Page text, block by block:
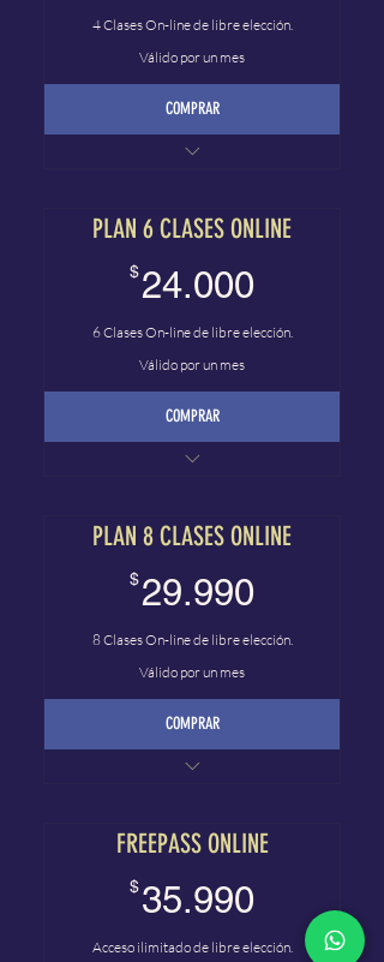
4 Clases On-line de libre elección.
Válido por un mes
COMPRAR
Plan On-line
PLAN 6 CLASES ONLINE
$24.000
6 Clases On-line de libre elección.
Válido por un mes
COMPRAR
Plan On-line
PLAN 8 CLASES ONLINE
$29.990
8 Clases On-line de libre elección.
Válido por un mes
COMPRAR
Plan On-line
FREEPASS ONLINE
$35.990
Acceso ilimitado de libre elección.